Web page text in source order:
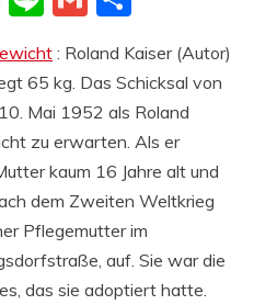
: Roland Kaiser (Autor)
65 kg. Das Schicksal von
Mai 1952 als Roland
zu erwarten. Als er
kaum 16 Jahre alt und
dem Zweiten Weltkrieg
Pflegemutter im
auf. Sie war die
das sie adoptiert hatte.